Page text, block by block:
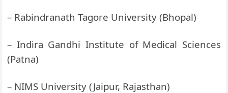
– Rabindranath Tagore University (Bhopal)
– Indira Gandhi Institute of Medical Sciences
(Patna)
– NIMS University (Jaipur, Rajasthan)